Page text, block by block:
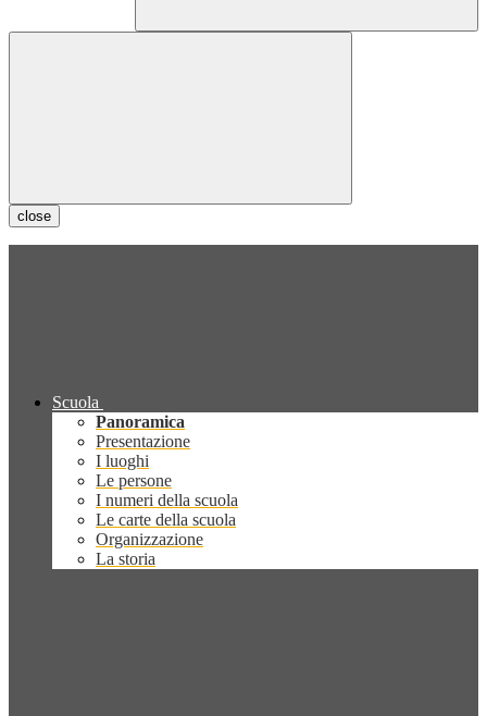
close
Scuola
Panoramica
Presentazione
I luoghi
Le persone
I numeri della scuola
Le carte della scuola
Organizzazione
La storia